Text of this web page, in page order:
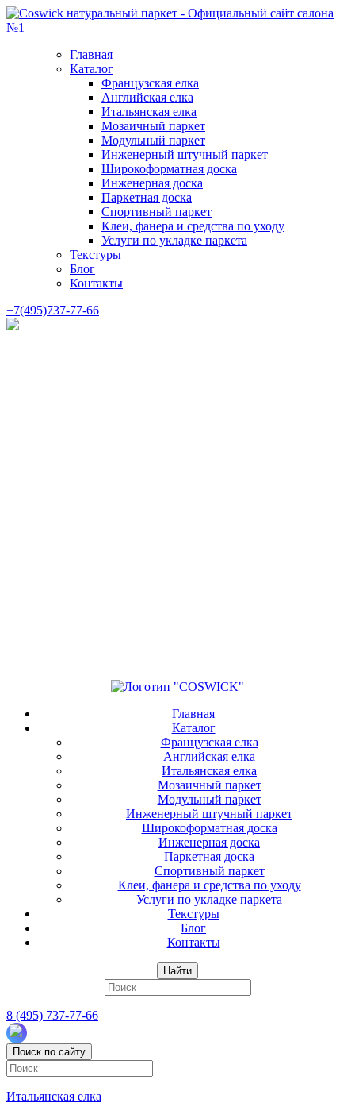
Главная
Каталог
Французская елка
Английская елка
Итальянская елка
Мозаичный паркет
Модульный паркет
Инженерный штучный паркет
Широкоформатная доска
Инженерная доска
Паркетная доска
Спортивный паркет
Клеи, фанера и средства по уходу
Услуги по укладке паркета
Текстуры
Блог
Контакты
+7(495)737-77-66
Главная
Каталог
Французская елка
Английская елка
Итальянская елка
Мозаичный паркет
Модульный паркет
Инженерный штучный паркет
Широкоформатная доска
Инженерная доска
Паркетная доска
Спортивный паркет
Клеи, фанера и средства по уходу
Услуги по укладке паркета
Текстуры
Блог
Контакты
Найти
8 (495) 737-77-66
Поиск по сайту
Итальянская елка